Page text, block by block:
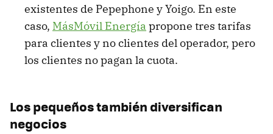
existentes de Pepephone y Yoigo. En este
caso, MásMóvil Energía propone tres tarifas
para clientes y no clientes del operador, pero
los clientes no pagan la cuota.
Los pequeños también diversifican
negocios